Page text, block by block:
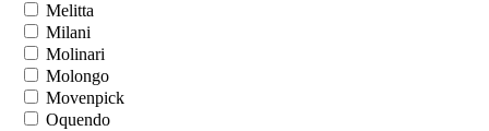
Melitta
Milani
Molinari
Molongo
Movenpick
Oquendo